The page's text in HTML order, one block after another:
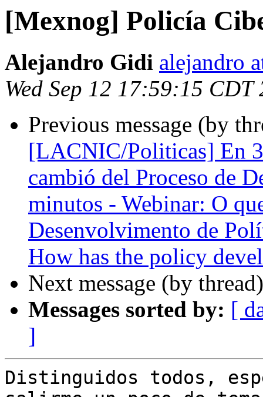
[Mexnog] Policía
Alejandro Gidi alejandro
Wed Sep 12 17:59:15 CDT
Previous message (by
[LACNIC/Politicas] En
cambió del Proceso de
minutos - Webinar: O
Desenvolvimento de
How has the policy
Next message (by
Messages sorted by: [
]
Distinguidos todos,